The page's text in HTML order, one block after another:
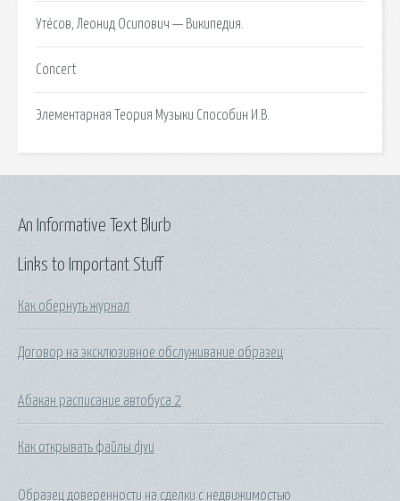
Утёсов, Леонид Осипович — Википедия.
Concert
Элементарная Теория Музыки Способин И.В.
Links to Important Stuff
Как обернуть журнал
Договор на эксклюзивное обслуживание образец
Абакан расписание автобуса 2
Как открывать файлы djvu
Образец доверенности на сделки с недвижимостью
An Informative Text Blurb